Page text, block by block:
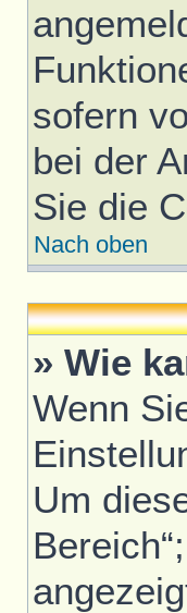
sofern
bei der
Sie die
Nach oben
» Wie
Wenn
Um